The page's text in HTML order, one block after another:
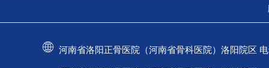
河南省洛阳正骨医院（河南省骨科医院）洛阳院区